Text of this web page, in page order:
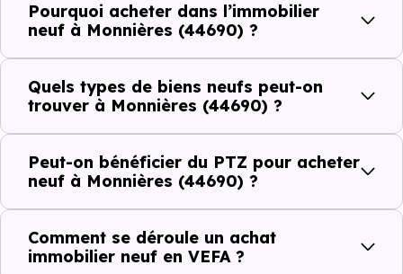
Côté cadre de vie, Monnières (44690) dispose de 2
commerces, 6 professions médicales et 2 établissements
scolaires. Des équipements du quotidien qui constituent
autant d'arguments concrets pour habiter ou investir
dans la commune.
Combien coûte un logement à Monnières
(44690) ?
C'est souvent la première question. Voici les repères de
Pourquoi acheter dans l’immobilier
neuf à Monnières (44690) ?
Quels types de biens neufs peut-on
trouver à Monnières (44690) ?
Peut-on bénéficier du PTZ pour acheter
neuf à Monnières (44690) ?
Comment se déroule un achat
immobilier neuf en VEFA ?